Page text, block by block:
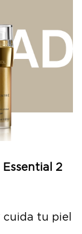
Essential 2
cuida tu piel